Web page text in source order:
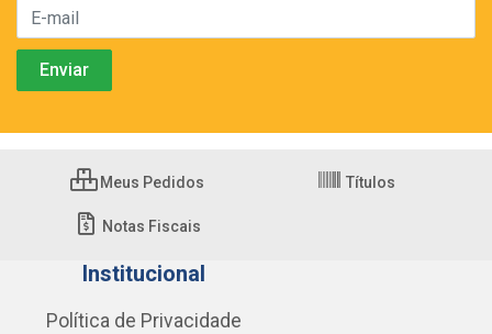
Meus Pedidos Títulos
Notas Fiscais
Institucional
Política de Privacidade